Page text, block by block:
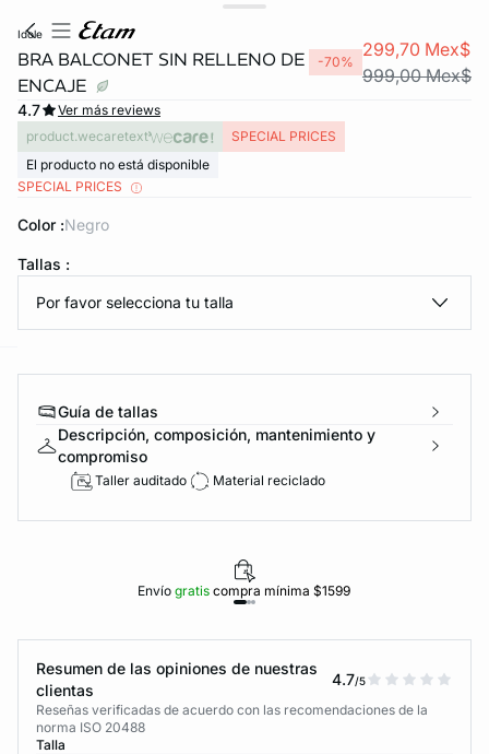
DE PANTIES
idole
BRA BALCONET SIN RELLENO DE
ENCAJE
-70%
299,70 Mex$
999,00 Mex$
4.7
Ver más reviews
product.wecaretext
SPECIAL PRICES
El producto no está disponible
SPECIAL PRICES
Color : negro
Tallas :
Por favor selecciona tu talla
Guía de tallas
Descripción, composición, mantenimiento y
compromiso
Taller auditado Material reciclado
Envíogratiscompra mínima $1599
Resumen de las opiniones de nuestras
clientas
4.7/5
Reseñas verificadas de acuerdo con las recomendaciones de la
norma ISO 20488
Talla